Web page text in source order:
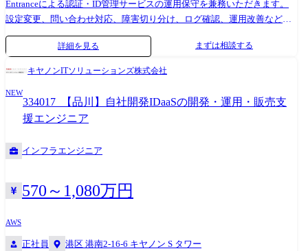
Entranceによる認証・ID管理サービスの運用保守を兼務いただきます。
設定変更、問い合わせ対応、障害切り分け、ログ確認、運用改善などを
通じて、お客様のセキュアなネットワーク環境と認証基盤の安定運用を
支えるポジションです。 ネットワーク、クラウド、ID管理、セキュリテ
詳細を見る まずは相談する
キヤノンITソリューションズ株式会社
NEW
334017_【品川】自社開発IDaaSの開発・運用・販売支
援エンジニア
インフラエンジニア
570～1,080万円
AWS
正社員 港区 港南2-16-6 キヤノン S タワー